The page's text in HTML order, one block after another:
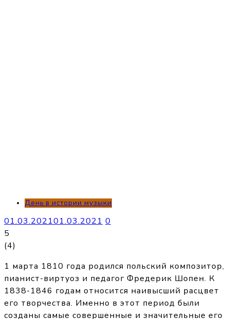
День в истории музыки
01.03.202101.03.2021 0
5
(4)
1 марта 1810 года родился польский композитор,
пианист-виртуоз и педагог Фредерик Шопен. К
1838-1846 годам относится наивысший расцвет
его творчества. Именно в этот период были
созданы самые совершенные и значительные его